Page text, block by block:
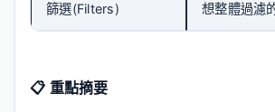
篩選(Filters) 想整體過濾
📋 重點摘要